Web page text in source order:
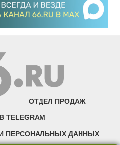
ОТДЕЛ ПРОДАЖ
TELEGRAM
ПЕРСОНАЛЬНЫХ ДАННЫХ